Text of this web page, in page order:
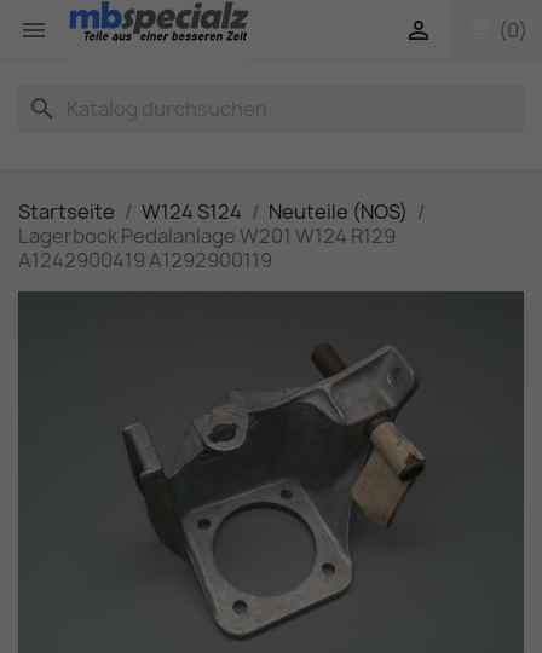
 (0)

search
Startseite W124 S124
Neuteile (NOS)
Lagerbock Pedalanlage W201 W124 R129
A1242900419 A1292900119